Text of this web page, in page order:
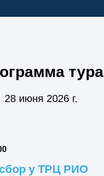
тура
28 июня 2026 г.
у ТРЦ РИО